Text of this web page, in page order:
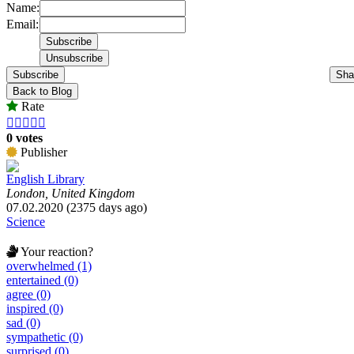
Name:
Email:
Subscribe
Back to Blog
Rate
    
0 votes
Publisher
English Library
London, United Kingdom
07.02.2020 (2375 days ago)
Science
Your reaction?
overwhelmed (1)
entertained (0)
agree (0)
inspired (0)
sad (0)
sympathetic (0)
surprised (0)